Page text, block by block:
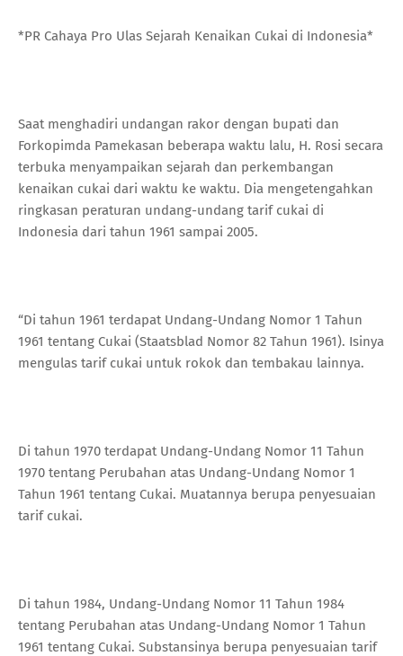
*PR Cahaya Pro Ulas Sejarah Kenaikan Cukai di Indonesia*
Saat menghadiri undangan rakor dengan bupati dan
Forkopimda Pamekasan beberapa waktu lalu, H. Rosi secara
terbuka menyampaikan sejarah dan perkembangan
kenaikan cukai dari waktu ke waktu. Dia mengetengahkan
ringkasan peraturan undang-undang tarif cukai di
Indonesia dari tahun 1961 sampai 2005.
“Di tahun 1961 terdapat Undang-Undang Nomor 1 Tahun
1961 tentang Cukai (Staatsblad Nomor 82 Tahun 1961). Isinya
mengulas tarif cukai untuk rokok dan tembakau lainnya.
Di tahun 1970 terdapat Undang-Undang Nomor 11 Tahun
1970 tentang Perubahan atas Undang-Undang Nomor 1
Tahun 1961 tentang Cukai. Muatannya berupa penyesuaian
tarif cukai.
Di tahun 1984, Undang-Undang Nomor 11 Tahun 1984
tentang Perubahan atas Undang-Undang Nomor 1 Tahun
1961 tentang Cukai. Substansinya berupa penyesuaian tarif